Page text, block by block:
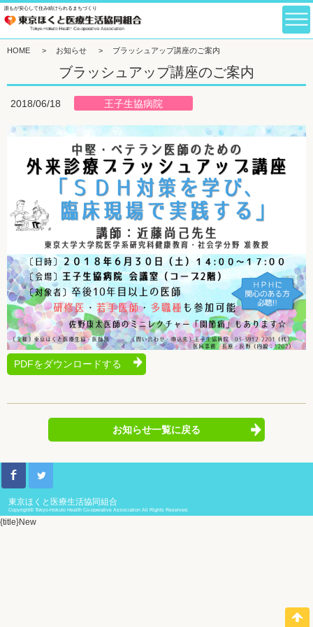
誰もが安心して住み続けられるまちづくり
HOME > お知らせ > ブラッシュアップ講座のご案内
ブラッシュアップ講座のご案内
2018/06/18 王子生協病院
PDFをダウンロードする
お知らせ一覧に戻る
東京ほくと医療生活協同組合
Copyright© Tokyo-Hokuto Health Co-operative Association All Rights Reserved.
{title}New